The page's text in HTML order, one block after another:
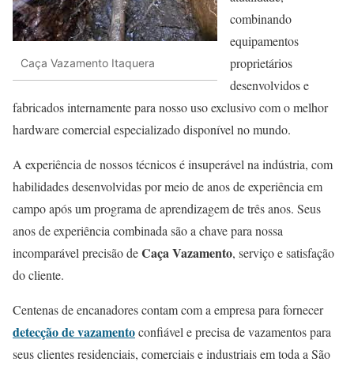
Caça Vazamento Itaquera
combinando
equipamentos
proprietários
desenvolvidos e
fabricados internamente para nosso uso exclusivo com o melhor
hardware comercial especializado disponível no mundo.
A experiência de nossos técnicos é insuperável na indústria, com
habilidades desenvolvidas por meio de anos de experiência em
campo após um programa de aprendizagem de três anos. Seus
anos de experiência combinada são a chave para nossa
incomparável precisão deCaça Vazamento, serviço e satisfação
do cliente.
Centenas de encanadores contam com a empresa para fornecer
detecção de vazamentoconfiável e precisa de vazamentos para
seus clientes residenciais, comerciais e industriais em toda a São